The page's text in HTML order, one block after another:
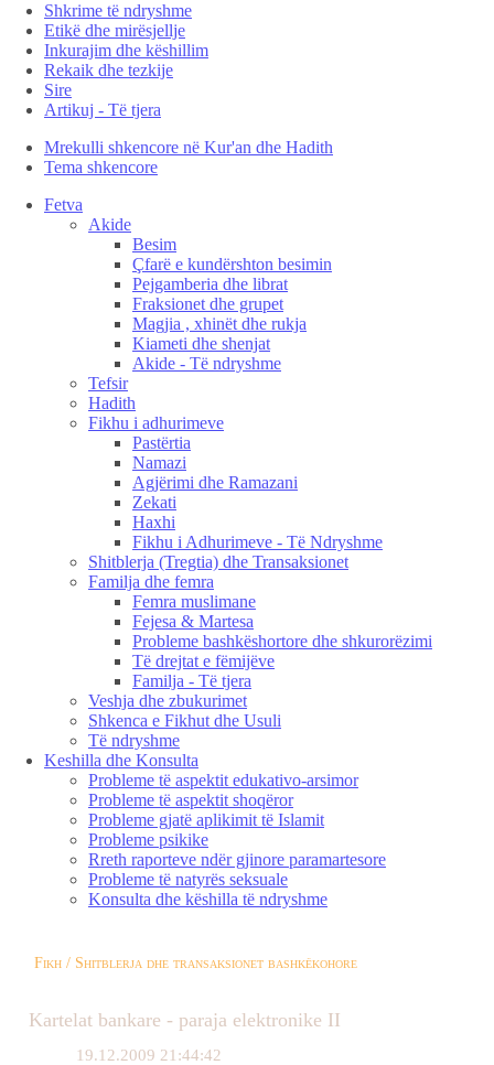
Shkrime të ndryshme
Etikë dhe mirësjellje
Inkurajim dhe këshillim
Rekaik dhe tezkije
Sire
Artikuj - Të tjera
Mrekulli shkencore në Kur'an dhe Hadith
Tema shkencore
Fetva
Akide
Besim
Çfarë e kundërshton besimin
Pejgamberia dhe librat
Fraksionet dhe grupet
Magjia , xhinët dhe rukja
Kiameti dhe shenjat
Akide - Të ndryshme
Tefsir
Hadith
Fikhu i adhurimeve
Pastërtia
Namazi
Agjërimi dhe Ramazani
Zekati
Haxhi
Fikhu i Adhurimeve - Të Ndryshme
Shitblerja (Tregtia) dhe Transaksionet
Familja dhe femra
Femra muslimane
Fejesa & Martesa
Probleme bashkëshortore dhe shkurorëzimi
Të drejtat e fëmijëve
Familja - Të tjera
Veshja dhe zbukurimet
Shkenca e Fikhut dhe Usuli
Të ndryshme
Keshilla dhe Konsulta
Probleme të aspektit edukativo-arsimor
Probleme të aspektit shoqëror
Probleme gjatë aplikimit të Islamit
Probleme psikike
Rreth raporteve ndër gjinore paramartesore
Probleme të natyrës seksuale
Konsulta dhe këshilla të ndryshme
Fikh / Shitblerja dhe transaksionet bashkëkohore
Kartelat bankare - paraja elektronike II
19.12.2009 21:44:42